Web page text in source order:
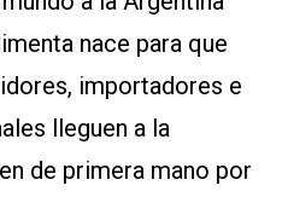
nace para que
importadores e
lleguen a la
de primera mano por